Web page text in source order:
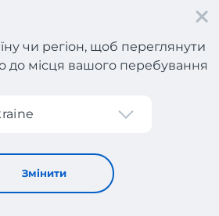
чи регіон, щоб переглянути
до місця вашого перебування
Змінити
Марії Шурубури!